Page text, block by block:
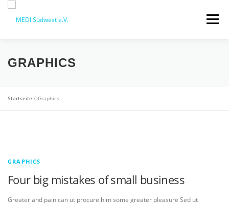
springen
Menü
STARTSEITE
MEDI VORTEILE
GRAPHICS
Startseite »Graphics
GRAPHICS
Four big mistakes of small business
Greater and pain can ut procure him some greater pleasure Sed ut